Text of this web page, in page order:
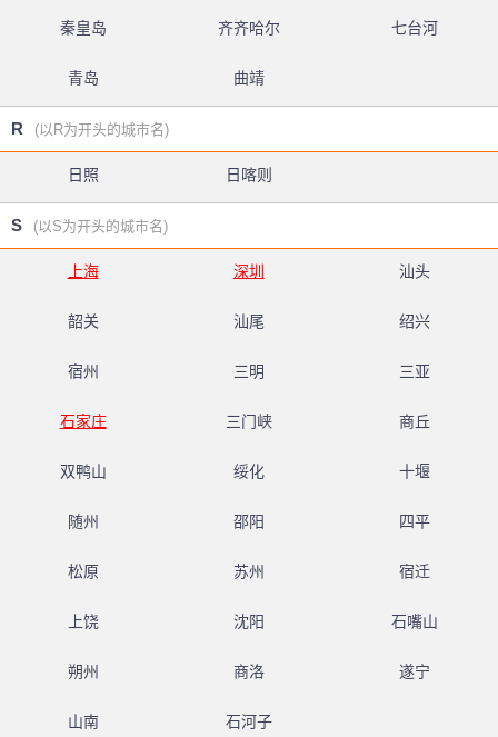
秦皇岛 齐齐哈尔 七台河
青岛 曲靖
R (以R为开头的城市名)
日照 日喀则
S (以S为开头的城市名)
上海 深圳 汕头
韶关 汕尾 绍兴
宿州 三明 三亚
石家庄 三门峡 商丘
双鸭山 绥化 十堰
随州 邵阳 四平
松原 苏州 宿迁
上饶 沈阳 石嘴山
朔州 商洛 遂宁
山南 石河子